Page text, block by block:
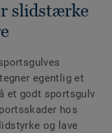
slidstærke
egentlig et
et godt sportsgulv
hos
og lave